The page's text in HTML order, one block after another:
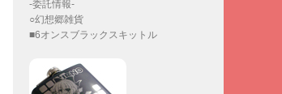
-委託情報-
○幻想郷雑貨
■6オンスブラックスキットル